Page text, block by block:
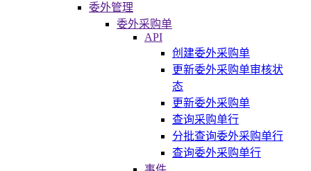
委外管理
委外采购单
API
创建委外采购单
更新委外采购单审核状
态
更新委外采购单
查询采购单行
分批查询委外采购单行
查询委外采购单行